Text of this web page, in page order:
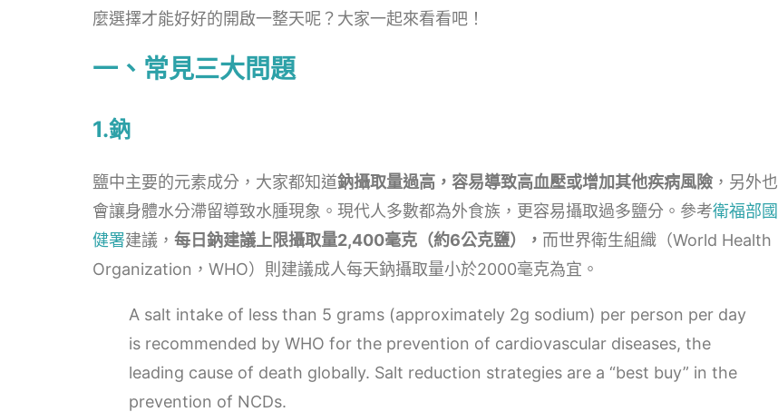
麼選擇才能好好的開啟一整天呢？大家一起來看看吧！
一、常見三大問題
1.鈉
鹽中主要的元素成分，大家都知道鈉攝取量過高，容易導致高血壓或增加其他疾病風險 ，另外也
會讓身體水分滯留導致水腫現象。現代人多數都為外食族，更容易攝取過多鹽分。參考衛福部國
健署建議， 每日鈉建議上限攝取量2,400毫克（約6公克鹽）， 而世界衛生組織（World Health
Organization，WHO）則建議成人每天鈉攝取量小於2000毫克為宜。
A salt intake of less than 5 grams (approximately 2g sodium) per person per day
is recommended by WHO for the prevention of cardiovascular diseases, the
leading cause of death globally. Salt reduction strategies are a “best buy” in the
prevention of NCDs.